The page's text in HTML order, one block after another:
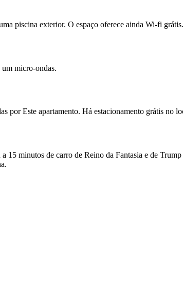
piscina exterior. O espaço oferece ainda Wi-fi grátis.
micro-ondas.
por Este apartamento. Há estacionamento grátis no
minutos de carro de Reino da Fantasia e de